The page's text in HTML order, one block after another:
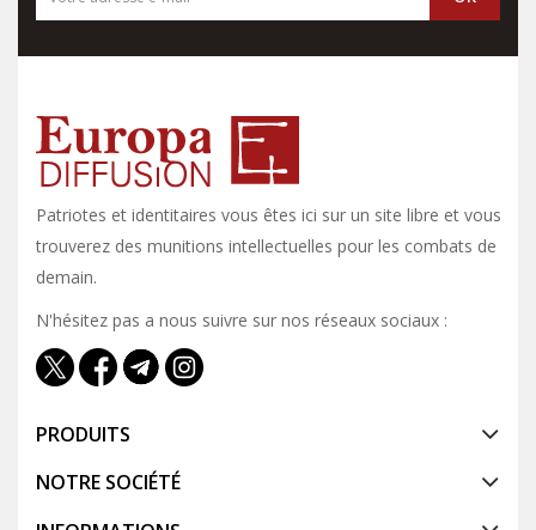
Patriotes et identitaires vous êtes ici sur un site libre et vous y
trouverez des munitions intellectuelles pour les combats de
demain.
N'hésitez pas a nous suivre sur nos réseaux sociaux :
PRODUITS
NOTRE SOCIÉTÉ